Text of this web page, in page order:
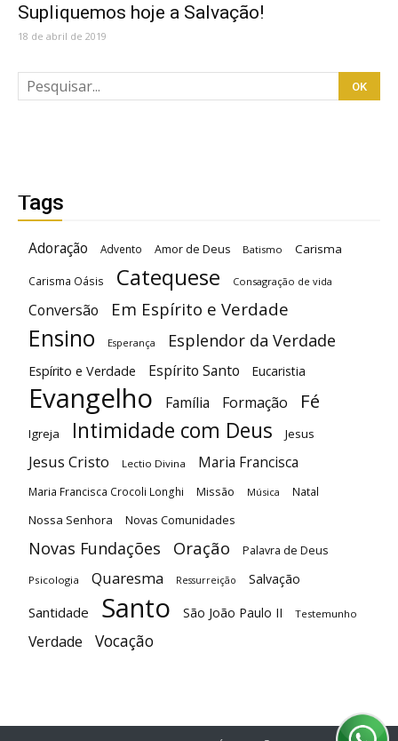
Supliquemos hoje a Salvação!
18 de abril de 2019
Tags
Adoração Advento Amor de Deus Batismo Carisma
Carisma Oásis Catequese Consagração de vida
Conversão Em Espírito e Verdade
Ensino Esperança Esplendor da Verdade
Espírito e Verdade Espírito Santo Eucaristia
Evangelho Família Formação Fé
Igreja Intimidade com Deus Jesus
Jesus Cristo Lectio Divina Maria Francisca
Maria Francisca Crocoli Longhi Missão Música Natal
Nossa Senhora Novas Comunidades
Novas Fundações Oração Palavra de Deus
Psicologia Quaresma Ressurreição Salvação
Santidade Santo São João Paulo II Testemunho
Verdade Vocação